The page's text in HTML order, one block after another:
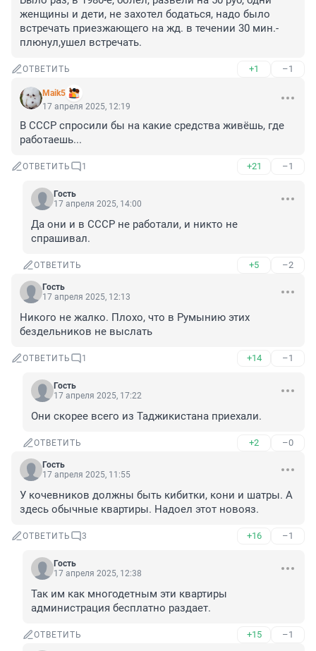
женщины и дети, не захотел бодаться, надо было
встречать приезжающего на жд. в течении 30 мин.-
плюнул,ушел встречать.
ОТВЕТИТЬ +1 –1
Maik5
17 апреля 2025, 12:19
В СССР спросили бы на какие средства живёшь, где
работаешь...
ОТВЕТИТЬ 1 +21 –1
Гость
17 апреля 2025, 14:00
Да они и в СССР не работали, и никто не
спрашивал.
ОТВЕТИТЬ +5 –2
Гость
17 апреля 2025, 12:13
Никого не жалко. Плохо, что в Румынию этих
бездельников не выслать
ОТВЕТИТЬ 1 +14 –1
Гость
17 апреля 2025, 17:22
Они скорее всего из Таджикистана приехали.
ОТВЕТИТЬ +2 –0
Гость
17 апреля 2025, 11:55
У кочевников должны быть кибитки, кони и шатры. А
здесь обычные квартиры. Надоел этот новояз.
ОТВЕТИТЬ 3 +16 –1
Гость
17 апреля 2025, 12:38
Так им как многодетным эти квартиры
администрация бесплатно раздает.
ОТВЕТИТЬ +15 –1